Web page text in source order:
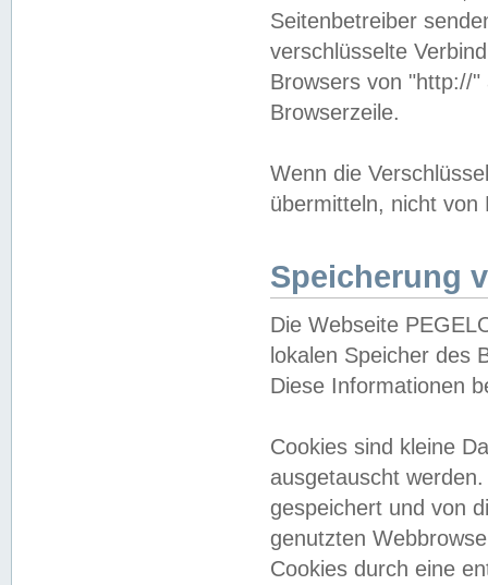
Seitenbetreiber
verschlüsselte
Browsers von "http://
Browserzeile.
Wenn die
übermitteln, nicht von
Speicherung
Die Webseite
lokalen Speicher des
Diese Informationen
Cookies sind kleine
ausgetauscht
gespeichert und von
genutzten
Cookies durch eine